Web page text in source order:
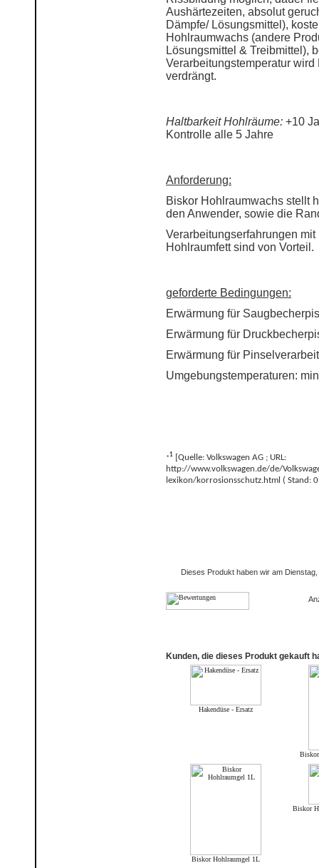
Aushärtezeiten, absolut
Dämpfe/ Lösungsmittel),
Hohlraumwachs (andere
Lösungsmittel & Treibmittel),
Verarbeitungstemperatur
verdrängt.
Haltbarkeit Hohlräume: +10
Kontrolle alle 5 Jahre
Anforderung:
Biskor Hohlraumwachs stellt
den Anwender, sowie die
Verarbeitungserfahrungen
Hohlraumfett sind von Vorteil.
geforderte Bedingungen:
Erwärmung für
Erwärmung für
Erwärmung für
Umgebungstemperaturen:
*1 [Quelle: Volkswagen AG ; URL:
http://www.volkswagen.de/de/
lexikon/korrosionsschutz.html ( Stand:
Dieses Produkt haben wir am
Kunden, die dieses Produkt gekauft
Hakendüse - Ersatz
Biskor Hohlraumgel 1L
Biskor